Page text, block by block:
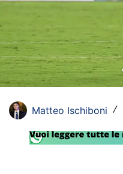
Champions League
Europa League
Altri Sport
Formula 1
Tennis
Matteo Ischiboni /